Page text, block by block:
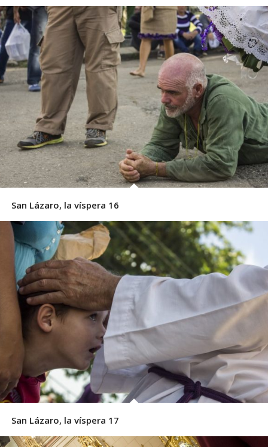
San Lázaro, la víspera 16
San Lázaro, la víspera 17